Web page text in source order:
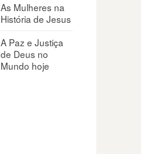
As Mulheres na
História de Jesus
A Paz e Justiça
de Deus no
Mundo hoje